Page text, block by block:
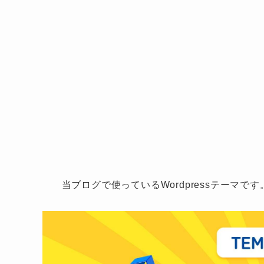
当ブログで使っているWordpressテーマで